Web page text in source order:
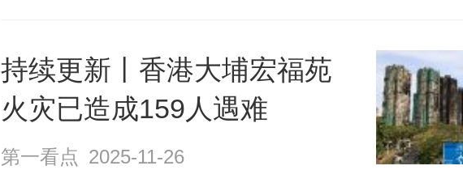
持续更新丨香港大埔宏福苑
火灾已造成159人遇难
第一看点 2025-11-26